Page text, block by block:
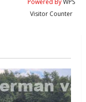
Powered ByWPS
Visitor Counter